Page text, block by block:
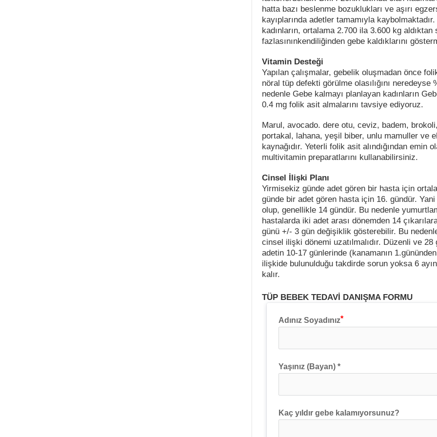
hatta bazı beslenme bozuklukları ve aşırı
kayıplarında adetler tamamıyla
kadınların, ortalama 2.700 ila 3.600 kg aldıktan
fazlasınınkendiliğinden gebe kaldıklarını
Vitamin Desteği
Yapılan çalışmalar, gebelik oluşmadan önce
nöral tüp defekti görülme olasılığını neredeyse
nedenle Gebe kalmayı planlayan kadınların
0.4 mg folik asit almalarını tavsiye ediyoruz.
Marul, avocado. dere otu, ceviz, badem,
portakal, lahana, yeşil biber, unlu mamuller ve
kaynağıdır. Yeterli folik asit alındığından emin
multivitamin preparatlarını kullanabilirsiniz.
Cinsel İlişki Planı
Yirmisekiz günde adet gören bir hasta için
günde bir adet gören hasta için 16. gündür.
olup, genellikle 14 gündür. Bu nedenle
hastalarda iki adet arası dönemden 14
günü +/- 3 gün değişiklik gösterebilir. Bu
cinsel ilişki dönemi uzatılmalıdır. Düzenli ve
adetin 10-17 günlerinde (kanamanın
ilişkide bulunulduğu takdirde sorun yoksa 6
kalır.
TÜP BEBEK TEDAVİ DANIŞMA FORMU
Adınız Soyadınız
Yaşınız (Bayan) *
Kaç yıldır gebe kalamıyorsunuz?